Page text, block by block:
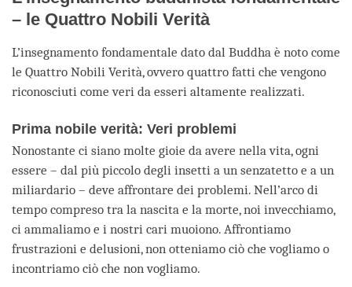
– le Quattro Nobili Verità
L’insegnamento fondamentale dato dal Buddha è noto come
le Quattro Nobili Verità, ovvero quattro fatti che vengono
riconosciuti come veri da esseri altamente realizzati.
Prima nobile verità: Veri problemi
Nonostante ci siano molte gioie da avere nella vita, ogni
essere – dal più piccolo degli insetti a un senzatetto e a un
miliardario – deve affrontare dei problemi. Nell’arco di
tempo compreso tra la nascita e la morte, noi invecchiamo,
ci ammaliamo e i nostri cari muoiono. Affrontiamo
frustrazioni e delusioni, non otteniamo ciò che vogliamo o
incontriamo ciò che non vogliamo.